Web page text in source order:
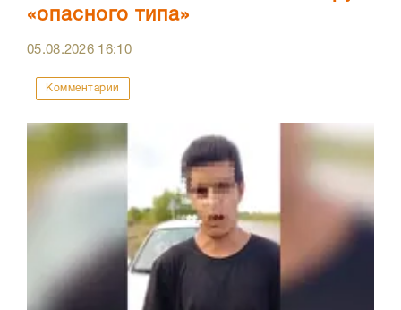
«опасного типа»
05.08.2026 16:10
Комментарии